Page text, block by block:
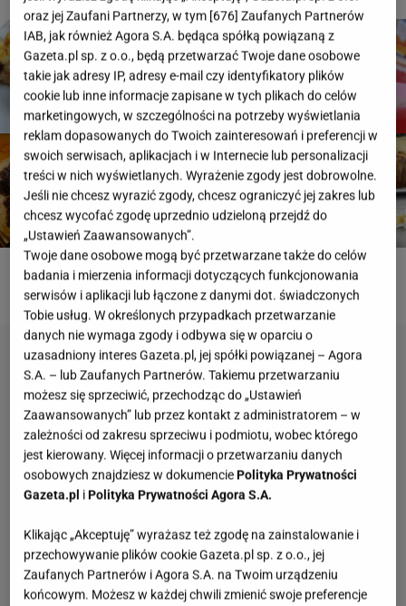
ROZWIĄŻ PSYCHOTEST
oraz jej Zaufani Partnerzy, w tym [676] Zaufanych Partnerów
IAB, jak również Agora S.A. będąca spółką powiązaną z
Gazeta.pl sp. z o.o., będą przetwarzać Twoje dane osobowe
takie jak adresy IP, adresy e-mail czy identyfikatory plików
cookie lub inne informacje zapisane w tych plikach do celów
marketingowych, w szczególności na potrzeby wyświetlania
reklam dopasowanych do Twoich zainteresowań i preferencji w
swoich serwisach, aplikacjach i w Internecie lub personalizacji
treści w nich wyświetlanych. Wyrażenie zgody jest dobrowolne.
Jeśli nie chcesz wyrazić zgody, chcesz ograniczyć jej zakres lub
chcesz wycofać zgodę uprzednio udzieloną przejdź do
„Ustawień Zaawansowanych”.
Twoje dane osobowe mogą być przetwarzane także do celów
badania i mierzenia informacji dotyczących funkcjonowania
serwisów i aplikacji lub łączone z danymi dot. świadczonych
Tobie usług. W określonych przypadkach przetwarzanie
danych nie wymaga zgody i odbywa się w oparciu o
uzasadniony interes Gazeta.pl, jej spółki powiązanej – Agora
S.A. – lub Zaufanych Partnerów. Takiemu przetwarzaniu
możesz się sprzeciwić, przechodząc do „Ustawień
Zaawansowanych” lub przez kontakt z administratorem – w
zależności od zakresu sprzeciwu i podmiotu, wobec którego
jest kierowany. Więcej informacji o przetwarzaniu danych
osobowych znajdziesz w dokumenciePolityka Prywatności
Gazeta.pl iPolityka Prywatności Agora S.A.
Klikając „Akceptuję” wyrażasz też zgodę na zainstalowanie i
przechowywanie plików cookie Gazeta.pl sp. z o.o., jej
Zaufanych Partnerów i Agora S.A. na Twoim urządzeniu
końcowym. Możesz w każdej chwili zmienić swoje preferencje